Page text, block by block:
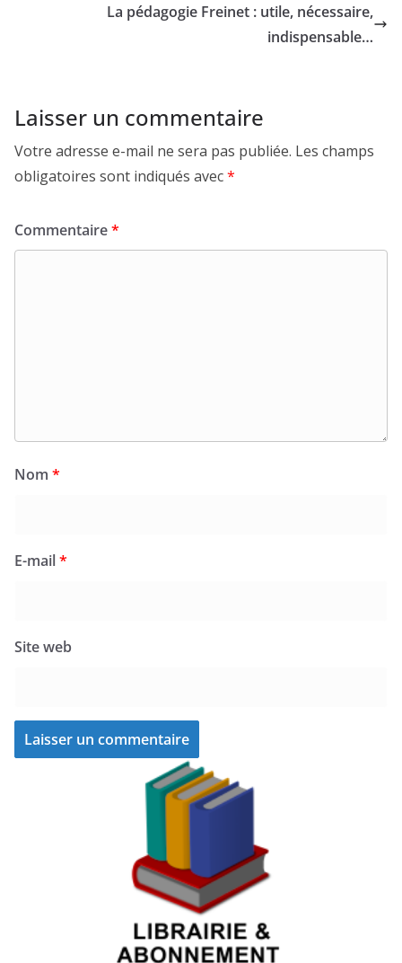
La pédagogie Freinet : utile, nécessaire,
indispensable…
Laisser un commentaire
Votre adresse e-mail ne sera pas publiée. Les champs
obligatoires sont indiqués avec*
Commentaire*
Nom *
E-mail*
Site web